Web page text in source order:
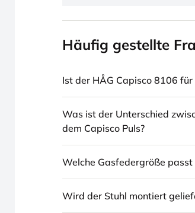
Häufig gestellte
Ist der HÅG Capisco 8106
Was ist der Unterschied
dem Capisco Puls?
Welche Gasfedergröße passt
Wird der Stuhl montiert